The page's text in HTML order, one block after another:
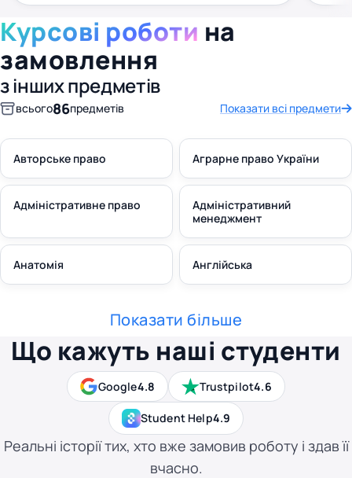
Курсові роботи на
замовлення
з інших предметів
всього86предметів Показати всі предмети
Авторське право Аграрне право України
Адміністративне право
Адміністративний
менеджмент
Анатомія Англійська
Показати більше
Google4.8 Trustpilot4.6
Student Help4.9
Що кажуть наші студенти
Реальні історії тих, хто вже замовив роботу і здав її
вчасно.